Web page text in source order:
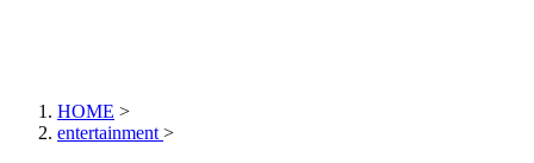
HOME >
entertainment >